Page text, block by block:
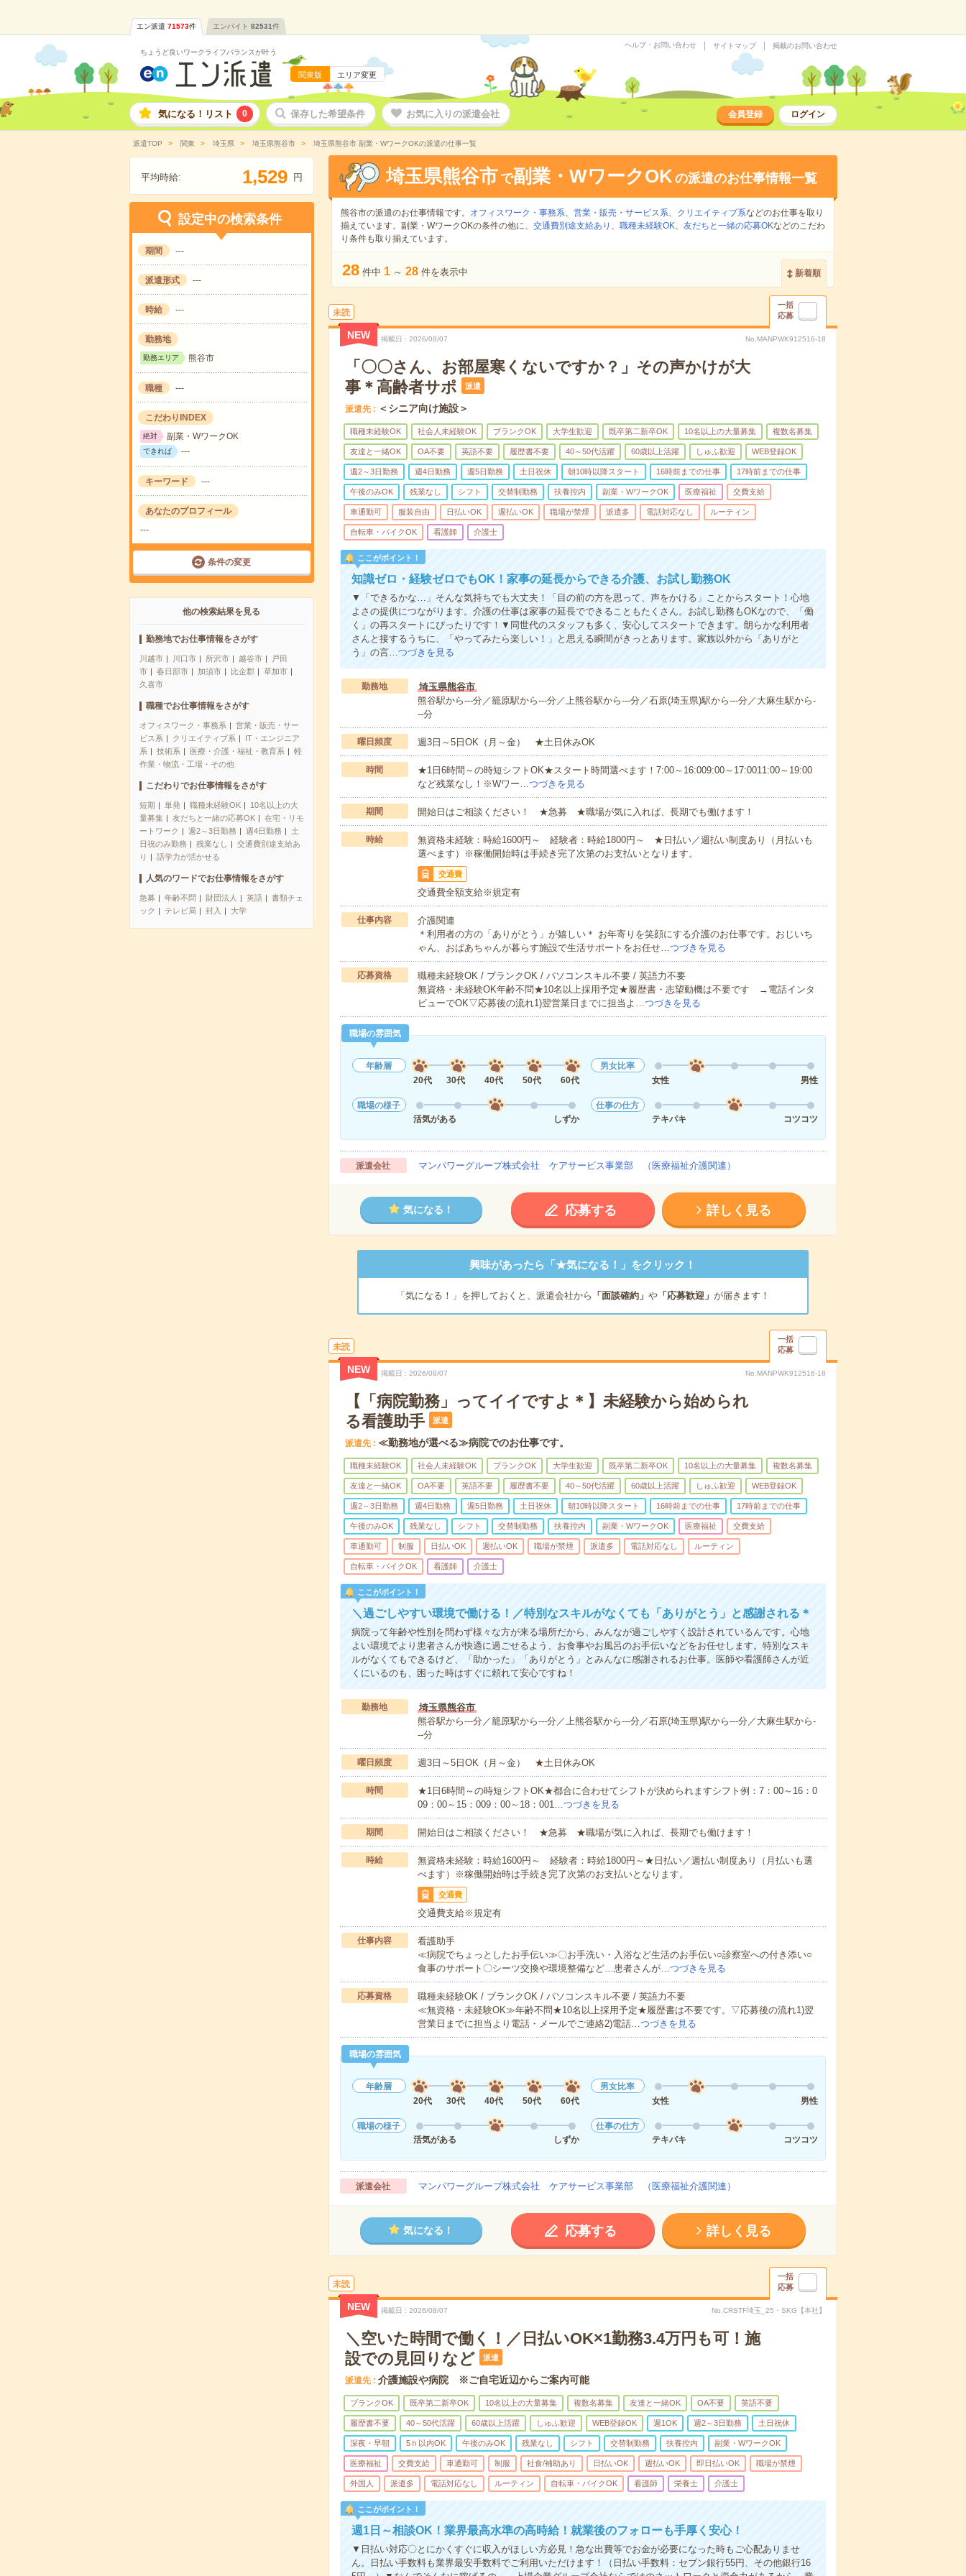
エン派遣 71573件 エンバイト 82531件
ちょうど良いワークライフバランスが叶う
関東版 エリア変更
ヘルプ・お問い合わせ サイトマップ 掲載のお問い合わせ
気になる！リスト 0 保存した希望条件 お気に入りの派遣会社 会員登録 ログイン
派遣TOP 関東 埼玉県 埼玉県熊谷市 埼玉県熊谷市 副業・WワークOKの派遣の仕事一覧
平均時給: 1,529 円
設定中の検索条件
期間 ---
派遣形式 ---
時給 ---
勤務地
勤務エリア 熊谷市
職種 ---
こだわりINDEX
絶対 副業・WワークOK
できれば ---
キーワード ---
あなたのプロフィール
---
条件の変更
他の検索結果を見る
勤務地でお仕事情報をさがす
川越市 川口市 所沢市 越谷市
戸田
市
春日部市 加須市 比企郡
草加市
久喜市
職種でお仕事情報をさがす
オフィスワーク・事務系
営業・販売・サー
ビス系
クリエイティブ系
IT・エンジニア
系
技術系 医療・介護・福祉・教育系
軽
作業・物流・工場・その他
こだわりでお仕事情報をさがす
短期 単発 職種未経験OK
10名以上の大
量募集
友だちと一緒の応募OK
在宅・リモ
ートワーク
週2～3日勤務 週4日勤務
土
日祝のみ勤務
残業なし
交通費別途支給あ
り
語学力が活かせる
人気のワードでお仕事情報をさがす
急募 年齢不問 財団法人 英語
書類チェ
ック
テレビ局 封入 大学
埼玉県熊谷市 で副業・WワークOKの派遣のお仕事情報一覧
熊谷市の派遣のお仕事情報です。 オフィスワーク・事務系、 営業・販売・サービス系、 クリエイティブ系などのお仕事を取り
揃えています。副業・WワークOKの条件の他に、 交通費別途支給あり 、 職種未経験OK、 友だちと一緒の応募OKなどのこだわ
り条件も取り揃えています。
28 件中 1 ～ 28 件を表示中 新着順
未読
一括
応募
NEW 掲載日 2026/08/07 No.MANPWK912516-18
「〇〇さん、お部屋寒くないですか？」その声かけが大
事＊高齢者サポ
派遣
派遣先 ＜シニア向け施設＞
職種未経験OK 社会人未経験OK ブランクOK 大学生歓迎 既卒第二新卒OK 10名以上の大量募集 複数名募集
友達と一緒OK OA不要 英語不要 履歴書不要 40～50代活躍 60歳以上活躍 しゅふ歓迎 WEB登録OK
週2～3日勤務 週4日勤務 週5日勤務 土日祝休 朝10時以降スタート 16時前までの仕事 17時前までの仕事
午後のみOK 残業なし シフト 交替制勤務 扶養控内 副業・WワークOK 医療福祉 交費支給
車通勤可 服装自由 日払いOK 週払いOK 職場が禁煙 派遣多 電話対応なし ルーティン
自転車・バイクOK 看護師 介護士
ここがポイント！
知識ゼロ・経験ゼロでもOK！家事の延長からできる介護、お試し勤務OK
▼「できるかな…」そんな気持ちでも大丈夫！「目の前の方を思って、声をかける」ことからスタート！心地
よさの提供につながります。介護の仕事は家事の延長でできることもたくさん。お試し勤務もOKなので、「働
く」の再スタートにぴったりです！▼同世代のスタッフも多く、安心してスタートできます。朗らかな利用者
さんと接するうちに、「やってみたら楽しい！」と思える瞬間がきっとあります。家族以外から「ありがと
う」の言…つづきを見る
勤務地
埼玉県熊谷市
熊谷駅から---分／籠原駅から---分／上熊谷駅から---分／石原(埼玉県)駅から---分／大麻生駅から-
--分
曜日頻度 週3日～5日OK（月～金） ★土日休みOK
時間
★1日6時間～の時短シフトOK★スタート時間選べます！7:00～16:009:00～17:0011:00～19:00
など残業なし！※Wワー…つづきを見る
期間 開始日はご相談ください！ ★急募 ★職場が気に入れば、長期でも働けます！
時給
無資格未経験：時給1600円～ 経験者：時給1800円～ ★日払い／週払い制度あり（月払いも
選べます）※稼働開始時は手続き完了次第のお支払いとなります。
交通費
交通費全額支給※規定有
仕事内容
介護関連
＊利用者の方の「ありがとう」が嬉しい＊ お年寄りを笑顔にする介護のお仕事です。おじいち
ゃん、おばあちゃんが暮らす施設で生活サポートをお任せ…つづきを見る
応募資格
職種未経験OK / ブランクOK / パソコンスキル不要 / 英語力不要
無資格・未経験OK年齢不問★10名以上採用予定★履歴書・志望動機は不要です →電話インタ
ビューでOK▽応募後の流れ1)翌営業日までに担当よ…つづきを見る
職場の雰囲気
年齢層
20代
30代 40代 50代 60代
男女比率
女性
男性
職場の様子
活気がある
しずか
仕事の仕方
テキパキ
コツコツ
派遣会社 マンパワーグループ株式会社 ケアサービス事業部 （医療福祉介護関連）
気になる！ 応募する 詳しく見る
興味があったら「★気になる！」をクリック！
「気になる！」を押しておくと、派遣会社から 「面談確約」 や「応募歓迎」 が届きます！
未読
一括
応募
NEW 掲載日 2026/08/07 No.MANPWK912516-18
【「病院勤務」ってイイですよ＊】未経験から始められ
る看護助手
派遣
派遣先 ≪勤務地が選べる≫病院でのお仕事です。
職種未経験OK 社会人未経験OK ブランクOK 大学生歓迎 既卒第二新卒OK 10名以上の大量募集 複数名募集
友達と一緒OK OA不要 英語不要 履歴書不要 40～50代活躍 60歳以上活躍 しゅふ歓迎 WEB登録OK
週2～3日勤務 週4日勤務 週5日勤務 土日祝休 朝10時以降スタート 16時前までの仕事 17時前までの仕事
午後のみOK 残業なし シフト 交替制勤務 扶養控内 副業・WワークOK 医療福祉 交費支給
車通勤可 制服 日払いOK 週払いOK 職場が禁煙 派遣多 電話対応なし ルーティン
自転車・バイクOK 看護師 介護士
ここがポイント！
＼過ごしやすい環境で働ける！／特別なスキルがなくても「ありがとう」と感謝される＊
病院って年齢や性別を問わず様々な方が来る場所だから、みんなが過ごしやすく設計されているんです。心地
よい環境でより患者さんが快適に過ごせるよう、お食事やお風呂のお手伝いなどをお任せします。特別なスキ
ルがなくてもできるけど、「助かった」「ありがとう」とみんなに感謝されるお仕事。医師や看護師さんが近
くにいるのも、困った時はすぐに頼れて安心ですね！
勤務地
埼玉県熊谷市
熊谷駅から---分／籠原駅から---分／上熊谷駅から---分／石原(埼玉県)駅から---分／大麻生駅から-
--分
曜日頻度 週3日～5日OK（月～金） ★土日休みOK
時間
★1日6時間～の時短シフトOK★都合に合わせてシフトが決められますシフト例：7：00～16：0
09：00～15：009：00～18：001…つづきを見る
期間 開始日はご相談ください！ ★急募 ★職場が気に入れば、長期でも働けます！
時給
無資格未経験：時給1600円～ 経験者：時給1800円～★日払い／週払い制度あり（月払いも選
べます）※稼働開始時は手続き完了次第のお支払いとなります。
交通費
交通費支給※規定有
仕事内容
看護助手
≪病院でちょっとしたお手伝い≫〇お手洗い・入浴など生活のお手伝い○診察室への付き添い○
食事のサポート〇シーツ交換や環境整備など…患者さんが…つづきを見る
応募資格
職種未経験OK / ブランクOK / パソコンスキル不要 / 英語力不要
≪無資格・未経験OK≫年齢不問★10名以上採用予定★履歴書は不要です。▽応募後の流れ1)翌
営業日までに担当より電話・メールでご連絡2)電話…つづきを見る
職場の雰囲気
年齢層
20代
30代 40代 50代 60代
男女比率
女性
男性
職場の様子
活気がある
しずか
仕事の仕方
テキパキ
コツコツ
派遣会社 マンパワーグループ株式会社 ケアサービス事業部 （医療福祉介護関連）
気になる！ 応募する 詳しく見る
未読
一括
応募
NEW 掲載日 2026/08/07 No.CRSTF埼玉_25・SKG【本社】
＼空いた時間で働く！／日払いOK×1勤務3.4万円も可！施
設での見回りなど
派遣
派遣先 介護施設や病院 ※ご自宅近辺からご案内可能
ブランクOK 既卒第二新卒OK 10名以上の大量募集 複数名募集 友達と一緒OK OA不要 英語不要
履歴書不要 40～50代活躍 60歳以上活躍 しゅふ歓迎 WEB登録OK 週1OK 週2～3日勤務 土日祝休
深夜・早朝 5ｈ以内OK 午後のみOK 残業なし シフト 交替制勤務 扶養控内 副業・WワークOK
医療福祉 交費支給 車通勤可 制服 社食/補助あり 日払いOK 週払いOK 即日払いOK 職場が禁煙
外国人 派遣多 電話対応なし ルーティン 自転車・バイクOK 看護師 栄養士 介護士
ここがポイント！
週1日～相談OK！業界最高水準の高時給！就業後のフォローも手厚く安心！
▼日払い対応〇とにかくすぐに収入がほしい方必見！急な出費等でお金が必要になった時もご心配ありませ
ん。日払い手数料も業界最安手数料でご利用いただけます！（日払い手数料：セブン銀行55円、その他銀行16